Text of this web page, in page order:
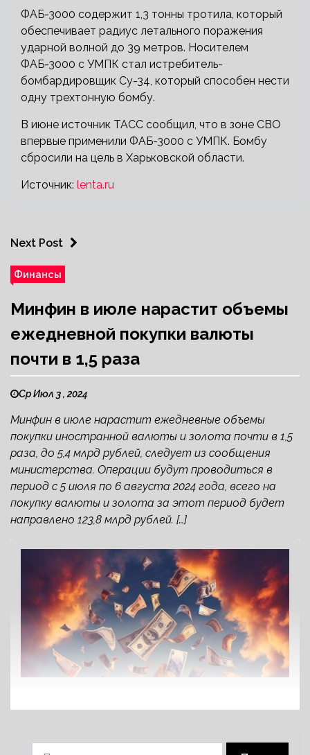
ФАБ-3000 содержит 1,3 тонны тротила, который
обеспечивает радиус летального поражения
ударной волной до 39 метров. Носителем
ФАБ-3000 с УМПК стал истребитель-
бомбардировщик Су-34, который способен нести
одну трехтонную бомбу.
В июне источник ТАСС сообщил, что в зоне СВО
впервые применили ФАБ-3000 с УМПК. Бомбу
сбросили на цель в Харьковской области.
Источник: lenta.ru
Next Post
Финансы
Минфин в июле нарастит объемы
ежедневной покупки валюты
почти в 1,5 раза
Ср Июл 3 , 2024
Минфин в июле нарастит ежедневные объемы
покупки иностранной валюты и золота почти в 1,5
раза, до 5,4 млрд рублей, следует из сообщения
министерства. Операции будут проводиться в
период с 5 июля по 6 августа 2024 года, всего на
покупку валюты и золота за этот период будет
направлено 123,8 млрд рублей. […]